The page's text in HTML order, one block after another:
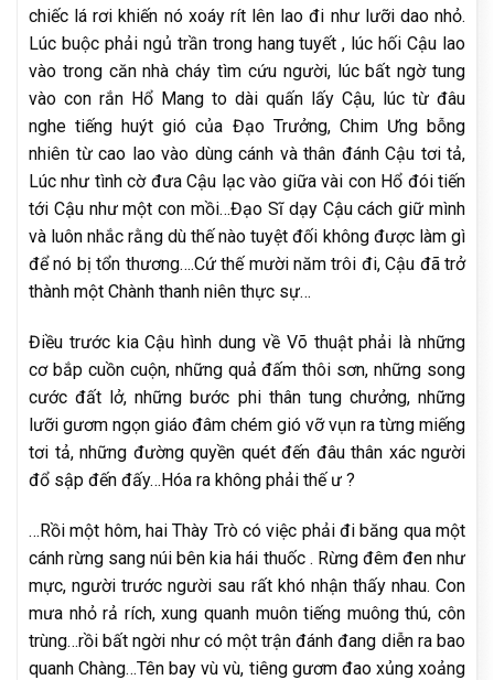
chiếc lá rơi khiến nó xoáy rít lên lao đi như lưỡi dao nhỏ.
Lúc buộc phải ngủ trần trong hang tuyết , lúc hối Cậu lao
vào trong căn nhà cháy tìm cứu người, lúc bất ngờ tung
vào con rắn Hổ Mang to dài quấn lấy Cậu, lúc từ đâu
nghe tiếng huýt gió của Đạo Trưởng, Chim Ưng bỗng
nhiên từ cao lao vào dùng cánh và thân đánh Cậu tơi tả,
Lúc như tình cờ đưa Cậu lạc vào giữa vài con Hổ đói tiến
tới Cậu như một con mồi…Đạo Sĩ dạy Cậu cách giữ mình
và luôn nhắc rằng dù thế nào tuyệt đối không được làm gì
để nó bị tổn thương….Cứ thế mười năm trôi đi, Cậu đã trở
thành một Chành thanh niên thực sự…
Điều trước kia Cậu hình dung về Võ thuật phải là những
cơ bắp cuồn cuộn, những quả đấm thôi sơn, những song
cước đất lở, những bước phi thân tung chưởng, những
lưỡi gươm ngọn giáo đâm chém gió vỡ vụn ra từng miếng
tơi tả, những đường quyền quét đến đâu thân xác người
đổ sập đến đấy…Hóa ra không phải thế ư ?
…Rồi một hôm, hai Thày Trò có việc phải đi băng qua một
cánh rừng sang núi bên kia hái thuốc . Rừng đêm đen như
mực, người trước người sau rất khó nhận thấy nhau. Con
mưa nhỏ rả rích, xung quanh muôn tiếng muông thú, côn
trùng…rồi bất ngời như có một trận đánh đang diễn ra bao
quanh Chàng…Tên bay vù vù, tiêng gươm đao xủng xoảng